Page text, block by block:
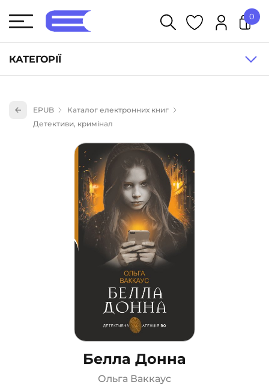
КАТЕГОРІЇ
Книги для дітей (836)
Науково-популярна література (1015)
Навчальна література та посібники (527)
Енциклопедії, довідники, словники (55)
Подарункові сертифікати (1)
0
EPUB
Каталог електронних книг
Детективи, кримінал
Белла Донна
Ольга Ваккаус